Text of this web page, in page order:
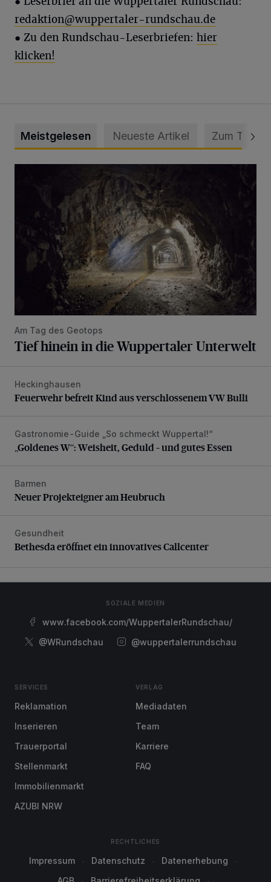
redaktion@wuppertaler-rundschau.de
● Zu den Rundschau-Leserbriefen: hier
klicken!
Meistgelesen Neueste Artikel Zum Thema
Am Tag des Geotops
Tief hinein in die Wuppertaler Unterwelt
Feuerwehr befreit Kind aus verschlossenem VW Bulli
Heckinghausen
Feuerwehr befreit Kind aus verschlossenem VW Bulli
„Goldenes W“: Weisheit, Geduld – und gutes Essen
Gastronomie-Guide „So schmeckt Wuppertal!“
„Goldenes W“: Weisheit, Geduld – und gutes Essen
Neuer Projekteigner am Heubruch
Barmen
Neuer Projekteigner am Heubruch
Bethesda eröffnet ein innovatives Callcenter
Gesundheit
Bethesda eröffnet ein innovatives Callcenter
SOZIALE MEDIEN
www.facebook.com/WuppertalerRundschau/
@WRundschau
@wuppertalerrundschau
SERVICES
Reklamation
Inserieren
Trauerportal
Stellenmarkt
Immobilienmarkt
AZUBI NRW
VERLAG
Mediadaten
Team
Karriere
FAQ
RECHTLICHES
Impressum Datenschutz
Datenerhebung